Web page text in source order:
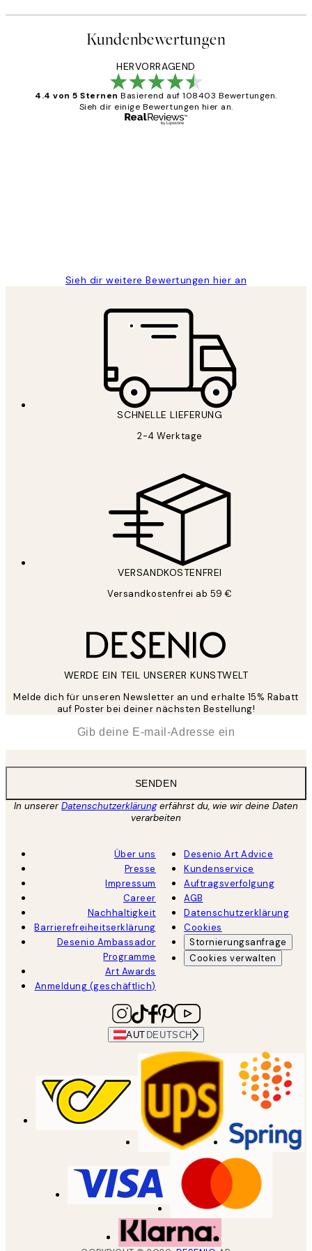
Kundenbewertungen
HERVORRAGEND
4.4 von 5 Sternen Basierend auf 108403 Bewertungen.
Sieh dir einige Bewertungen hier an.
Sieh dir weitere Bewertungen hier an
SCHNELLE LIEFERUNG
2-4 Werktage
VERSANDKOSTENFREI
Versandkostenfrei ab 59 €
WERDE EIN TEIL UNSERER KUNSTWELT
Melde dich für unseren Newsletter an und erhalte 15% Rabatt
auf Poster bei deiner nächsten Bestellung!
SENDEN
In unsererDatenschutzerklärungerfährst du, wie wir deine Daten
verarbeiten
Über uns
Presse
Impressum
Career
Nachhaltigkeit
Barrierefreiheitserklärung
Desenio Ambassador
Programme
Art Awards
Anmeldung (geschäftlich)
Desenio Art Advice
Kundenservice
Auftragsverfolgung
AGB
Datenschutzerklärung
Cookies
Stornierungsanfrage
Cookies verwalten
AUT DEUTSCH